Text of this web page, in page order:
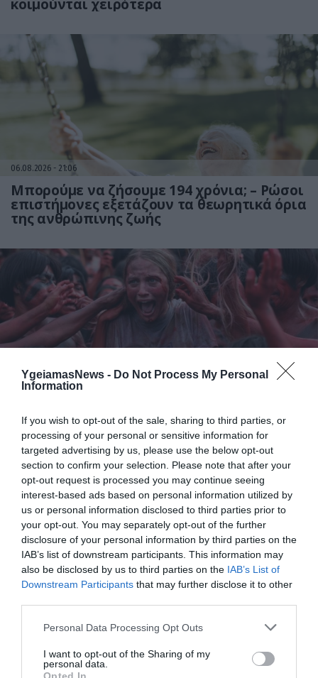
YgeiamasNews - Do Not Process My Personal
Information
If you wish to opt-out of the sale, sharing to third parties, or
processing of your personal or sensitive information for
targeted advertising by us, please use the below opt-out
section to confirm your selection. Please note that after your
opt-out request is processed you may continue seeing
interest-based ads based on personal information utilized by
us or personal information disclosed to third parties prior to
your opt-out. You may separately opt-out of the further
disclosure of your personal information by third parties on the
IAB’s list of downstream participants. This information may
also be disclosed by us to third parties on the IAB’s List of
Downstream Participants that may further disclose it to other
Please note that this website/app uses one or more Google
not limited to your visit or usage behaviour. You may click to
grant or deny consent to Google and its third-party tags to
Personal Data Processing Opt Outs
I want to opt-out of the Sharing of my
personal data.
κοιμούνται χειρότερα
06.08.2026 21:06
Μπορούμε να ζήσουμε 194 χρόνια; – Ρώσοι
επιστήμονες εξετάζουν τα θεωρητικά όρια
της ανθρώπινης ζωής
06.08.2026 09:04
εξαφανίστηκε ο κανιβαλισμός από τις
ανθρώπινες κοινωνίες – Τι δείχνει νέα
έρευνα
δέρματος που μπορεί να εντοπιστεί στο
κομμωτήριο! – Τι δείχνει νέα έρευνα